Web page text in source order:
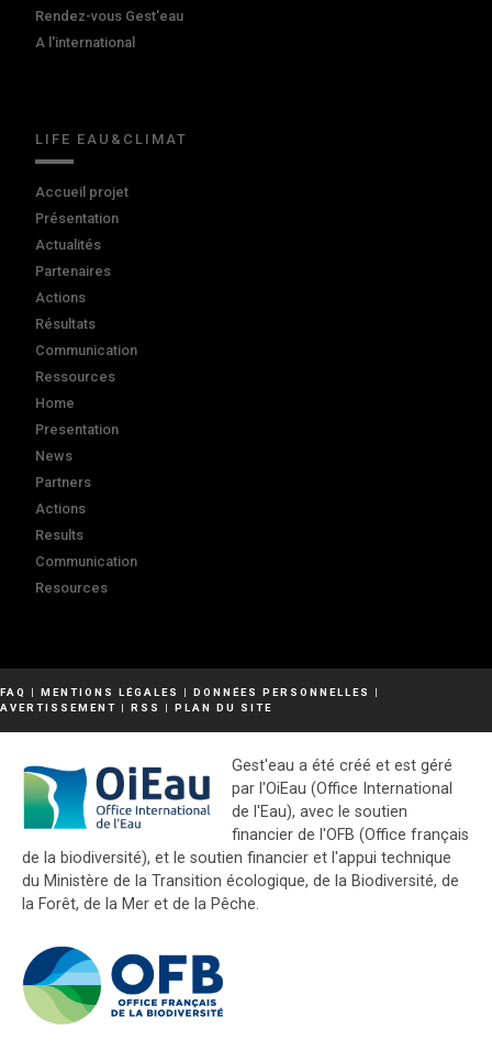
Rendez-vous Gest'eau
A l'international
LIFE EAU&CLIMAT
Accueil projet
Présentation
Actualités
Partenaires
Actions
Résultats
Communication
Ressources
Home
Presentation
News
Partners
Actions
Results
Communication
Resources
FAQ | MENTIONS LÉGALES | DONNÉES PERSONNELLES
|
AVERTISSEMENT | RSS | PLAN DU SITE
Gest'eau a été créé et est géré
par l'OiEau (Office International
de l'Eau), avec le soutien
financier de l'OFB (Office français
de la biodiversité), et le soutien financier et l'appui technique
du Ministère de la Transition écologique, de la Biodiversité, de
la Forêt, de la Mer et de la Pêche.